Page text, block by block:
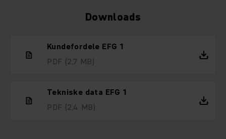
Downloads
Kundefordele EFG 1
PDF (2,7 MB)
Tekniske data EFG 1
PDF (2,4 MB)